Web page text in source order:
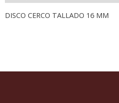
DISCO CERCO TALLADO 16 MM